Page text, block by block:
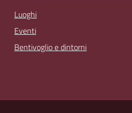
Luoghi
Eventi
Bentivoglio e dintorni